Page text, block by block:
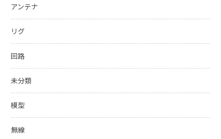
アンテナ
リグ
回路
未分類
模型
無線